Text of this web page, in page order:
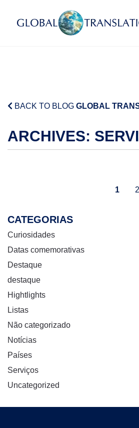
BACK TO BLOG GLOBAL
ARCHIVES:
1 2
CATEGORIAS
Curiosidades
Datas comemorativas
Destaque
destaque
Hightlights
Listas
Não categorizado
Notícias
Países
Serviços
Uncategorized